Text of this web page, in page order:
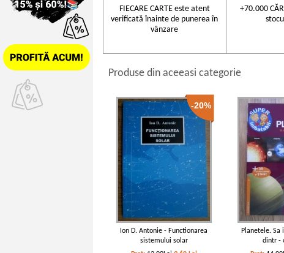
FIECARE CARTE este atent
verificată înainte de punerea în
vânzare
+70.000
Produse din aceeasi categorie
-20%
Ion D. Antonie - Functionarea
sistemului solar
Planetele. Sa
dintr -